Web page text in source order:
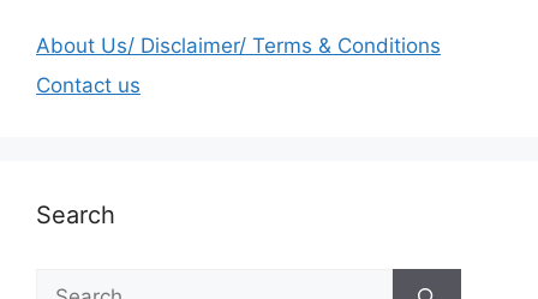
About Us/ Disclaimer/ Terms & Conditions
Contact us
Search